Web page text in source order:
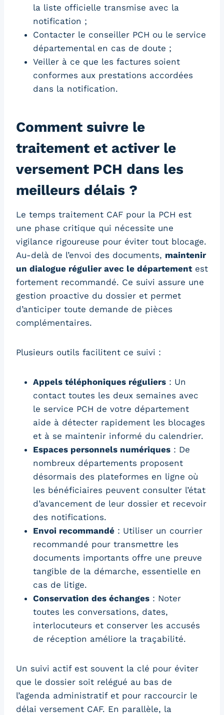
la liste officielle transmise avec la
notification ;
Contacter le conseiller PCH ou le service
départemental en cas de doute ;
Veiller à ce que les factures soient
conformes aux prestations accordées
dans la notification.
Comment suivre le
traitement et activer le
versement PCH dans les
meilleurs délais ?
Le temps traitement CAF pour la PCH est
une phase critique qui nécessite une
vigilance rigoureuse pour éviter tout blocage.
Au-delà de l’envoi des documents, maintenir
un dialogue régulier avec le départementest
fortement recommandé. Ce suivi assure une
gestion proactive du dossier et permet
d’anticiper toute demande de pièces
complémentaires.
Plusieurs outils facilitent ce suivi :
Appels téléphoniques réguliers : Un
contact toutes les deux semaines avec
le service PCH de votre département
aide à détecter rapidement les blocages
et à se maintenir informé du calendrier.
Espaces personnels numériques : De
nombreux départements proposent
désormais des plateformes en ligne où
les bénéficiaires peuvent consulter l’état
d’avancement de leur dossier et recevoir
des notifications.
Envoi recommandé : Utiliser un courrier
recommandé pour transmettre les
documents importants offre une preuve
tangible de la démarche, essentielle en
cas de litige.
Conservation des échanges : Noter
toutes les conversations, dates,
interlocuteurs et conserver les accusés
de réception améliore la traçabilité.
Un suivi actif est souvent la clé pour éviter
que le dossier soit relégué au bas de
l’agenda administratif et pour raccourcir le
délai versement CAF. En parallèle, la